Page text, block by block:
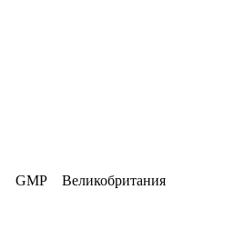
GMP Великобритания